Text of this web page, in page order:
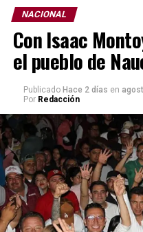
mundo esté roto en
que podemos seguir
asegura la filántropa
el empresario Fausto
NACIONAL
Con Isaac
el pueblo de
Publicado Hace 2 días en
Por Redacción